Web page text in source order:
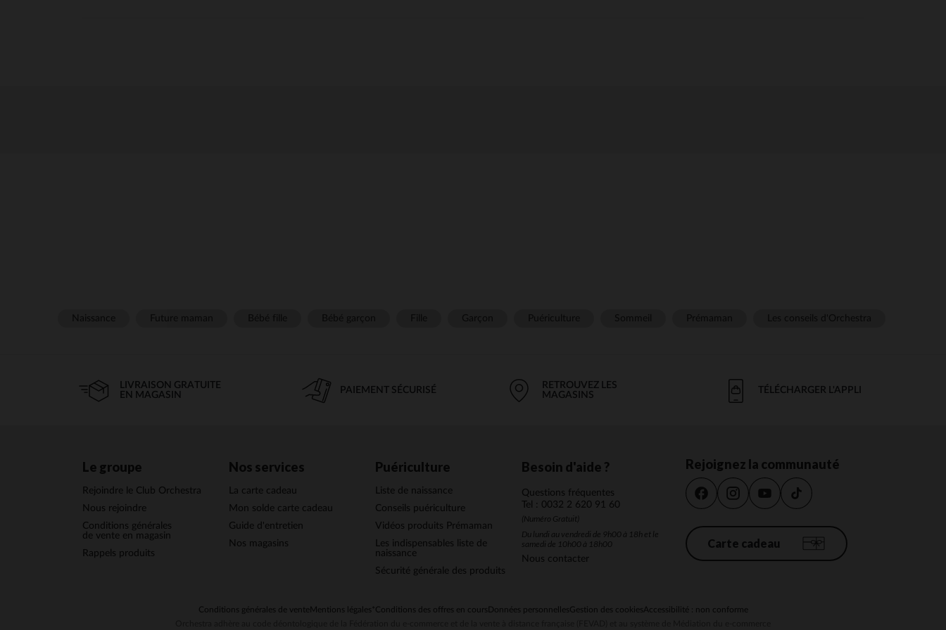
LIVRAISON GRATUITE
EN MAGASIN
PAIEMENT SÉCURISÉ
RETROUVEZ LES
MAGASINS
TÉLÉCHARGER L'APPLI
Le groupe
Rejoindre le Club Orchestra
Nous rejoindre
Conditions générales
de vente en magasin
Rappels produits
Nos services
La carte cadeau
Mon solde carte cadeau
Guide d'entretien
Nos magasins
Puériculture
Liste de naissance
Conseils puériculture
Vidéos produits Prémaman
Les indispensables liste de
naissance
Sécurité générale des produits
Besoin d'aide ?
Questions fréquentes
Tel : 0032 2 620 91 60
(Numéro Gratuit)
Du lundi au vendredi de 9h00 à 18h et le
samedi de 10h00 à 18h00
Nous contacter
Rejoignez la communauté
Carte cadeau
Conditions générales de venteMentions légales *Conditions des offres en cours Données personnellesGestion des cookiesAccessibilité : non conforme